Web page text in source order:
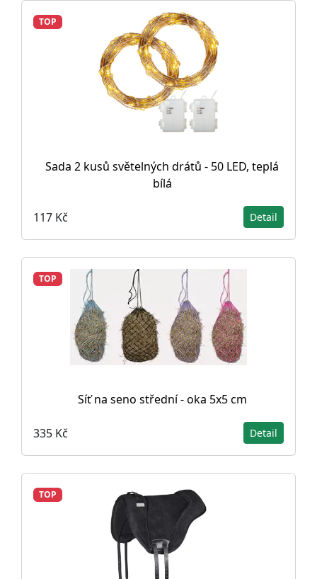
TOP
Sada 2 kusů světelných drátů - 50 LED, teplá
bílá
117 Kč Detail
TOP
Síť na seno střední - oka 5x5 cm
335 Kč Detail
TOP